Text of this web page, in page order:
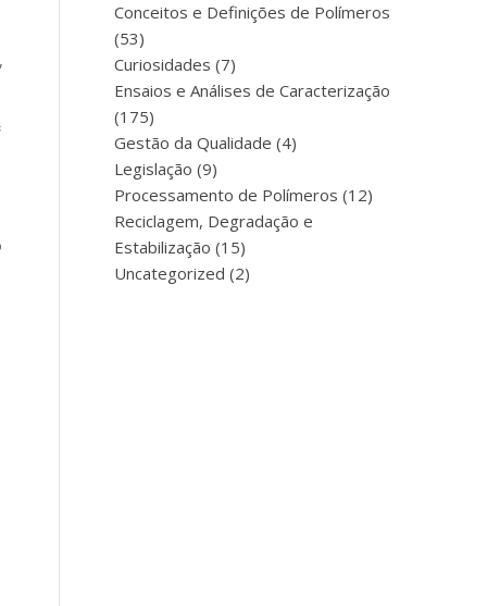
Conceitos e Definições de Polímeros
(53)
Curiosidades (7)
Ensaios e Análises de Caracterização
(175)
Gestão da Qualidade (4)
Legislação (9)
Processamento de Polímeros (12)
Reciclagem, Degradação e
Estabilização (15)
Uncategorized (2)